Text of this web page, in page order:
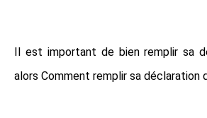
Il est important de bien remplir sa
alors Comment remplir sa déclaration